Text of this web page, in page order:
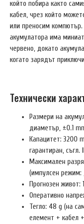
който побира както
кабел, чрез който
или преносим
акумулатора има
червено, докато
когато зарядът
Технически
Размери на
диаметър, ±0.1
Капацитет: 3200
гарантиран, съгл.
Максимален
(импулсен режим:
Прогнозен живот:
Оперативно
Тегло: 48 g (на
елемент + кабел